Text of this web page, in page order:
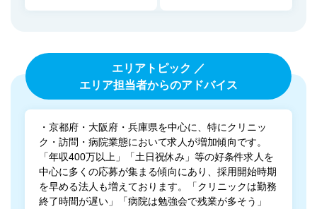
エリアトピック ／
エリア担当者からのアドバイス
・京都府・大阪府・兵庫県を中心に、特にクリニッ
ク・訪問・病院業態において求人が増加傾向です。
「年収400万以上」「土日祝休み」等の好条件求人を
中心に多くの応募が集まる傾向にあり、採用開始時期
を早める法人も増えております。「クリニックは勤務
終了時間が遅い」「病院は勉強会で残業が多そう」